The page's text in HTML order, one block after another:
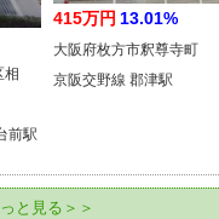
相
前駅
415万円 13.01%
大阪府枚方市釈尊寺町
京阪交野線 郡津駅
と見る＞＞